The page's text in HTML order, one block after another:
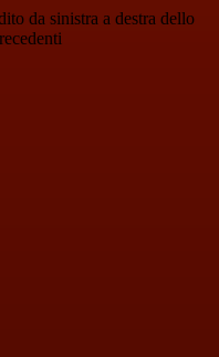
da sinistra a destra dello